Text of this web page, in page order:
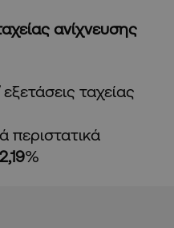
ανίχνευσης
εξετάσεις ταχείας
περιστατικά
2,19%